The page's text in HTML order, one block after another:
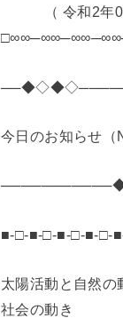
（ 令和2年05
今日のお知らせ（
■-□-■-□-■-□-■-□-
太陽活動と自然の
社会の動き